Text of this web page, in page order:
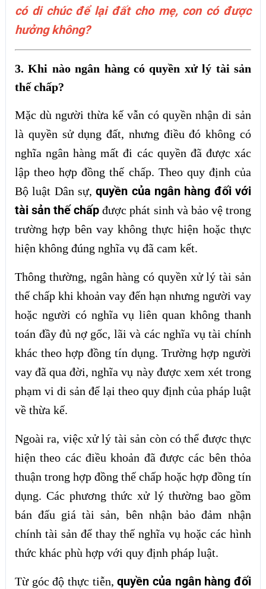
có di chúc để lại đất cho mẹ, con có được
hưởng không?
3. Khi nào ngân hàng có quyền xử lý tài sản
thế chấp?
Mặc dù người thừa kế vẫn có quyền nhận di sản
là quyền sử dụng đất, nhưng điều đó không có
nghĩa ngân hàng mất đi các quyền đã được xác
lập theo hợp đồng thế chấp. Theo quy định của
Bộ luật Dân sự,quyền của ngân hàng đối với
tài sản thế chấp được phát sinh và bảo vệ trong
trường hợp bên vay không thực hiện hoặc thực
hiện không đúng nghĩa vụ đã cam kết.
Thông thường, ngân hàng có quyền xử lý tài sản
thế chấp khi khoản vay đến hạn nhưng người vay
hoặc người có nghĩa vụ liên quan không thanh
toán đầy đủ nợ gốc, lãi và các nghĩa vụ tài chính
khác theo hợp đồng tín dụng. Trường hợp người
vay đã qua đời, nghĩa vụ này được xem xét trong
phạm vi di sản để lại theo quy định của pháp luật
về thừa kế.
Ngoài ra, việc xử lý tài sản còn có thể được thực
hiện theo các điều khoản đã được các bên thỏa
thuận trong hợp đồng thế chấp hoặc hợp đồng tín
dụng. Các phương thức xử lý thường bao gồm
bán đấu giá tài sản, bên nhận bảo đảm nhận
chính tài sản để thay thế nghĩa vụ hoặc các hình
thức khác phù hợp với quy định pháp luật.
Từ góc độ thực tiễn,quyền của ngân hàng đối